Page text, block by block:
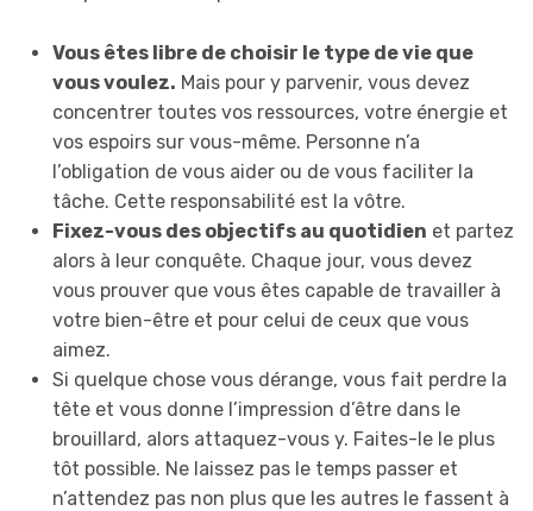
Vous êtes libre de choisir le type de vie que
vous voulez. Mais pour y parvenir, vous devez
concentrer toutes vos ressources, votre énergie et
vos espoirs sur vous-même. Personne n’a
l’obligation de vous aider ou de vous faciliter la
tâche. Cette responsabilité est la vôtre.
Fixez-vous des objectifs au quotidien et partez
alors à leur conquête. Chaque jour, vous devez
vous prouver que vous êtes capable de travailler à
votre bien-être et pour celui de ceux que vous
aimez.
Si quelque chose vous dérange, vous fait perdre la
tête et vous donne l’impression d’être dans le
brouillard, alors attaquez-vous y. Faites-le le plus
tôt possible. Ne laissez pas le temps passer et
n’attendez pas non plus que les autres le fassent à